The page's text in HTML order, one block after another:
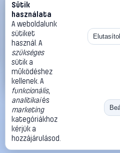
#1794935
TOOLCRAFT TO-5384805
egyeneshornyú ISO 1207 1000
TOOLCRAFT Metrikus csavarok
19 990 Ft
Kosárba
«
Méret:
©2026
ThermoScope
ÁSZF
Cégbemutató
Sütik
használata
A weboldalunk
sütiket
használ. A
szükséges
sütik a
működéshez
kellenek. A
funkcionális,
analitikaiés
marketing
kategóriákhoz
kérjük a
hozzájárulásod.